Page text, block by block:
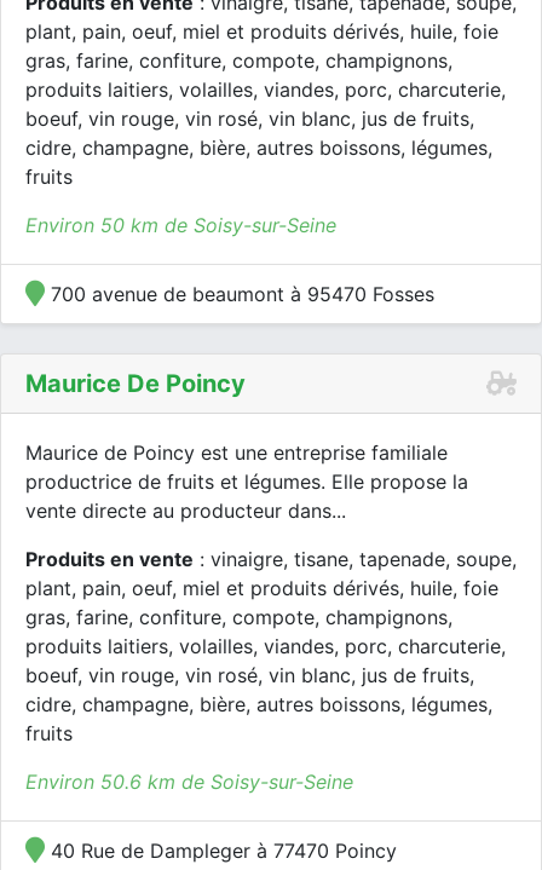
plant, pain, oeuf, miel et produits dérivés, huile, foie
gras, farine, confiture, compote, champignons,
produits laitiers, volailles, viandes, porc, charcuterie,
boeuf, vin rouge, vin rosé, vin blanc, jus de fruits,
cidre, champagne, bière, autres boissons, légumes,
fruits
Environ 50 km de Soisy-sur-Seine
700 avenue de beaumont à 95470 Fosses
Maurice De Poincy
Maurice de Poincy est une entreprise familiale
productrice de fruits et légumes. Elle propose la
vente directe au producteur dans...
Produits en vente : vinaigre, tisane, tapenade, soupe,
plant, pain, oeuf, miel et produits dérivés, huile, foie
gras, farine, confiture, compote, champignons,
produits laitiers, volailles, viandes, porc, charcuterie,
boeuf, vin rouge, vin rosé, vin blanc, jus de fruits,
cidre, champagne, bière, autres boissons, légumes,
fruits
Environ 50.6 km de Soisy-sur-Seine
40 Rue de Dampleger à 77470 Poincy